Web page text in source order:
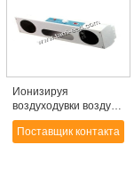
Ионизируя
воздуходувки воздуха
исключая static
Поставщик контакта